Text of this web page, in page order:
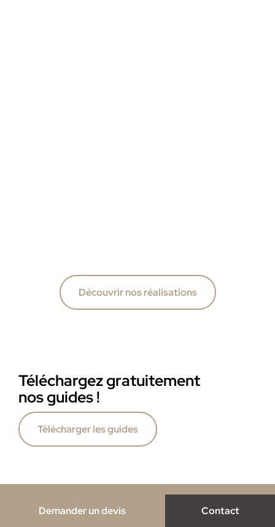
Demander un devis Contact
Découvrir nos réalisations
Téléchargez gratuitement
nos guides !
Télécharger les guides
blog sur www.notesdestyles.com/